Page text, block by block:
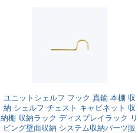
ユニットシェルフ フック 真鍮 本棚 収
納 シェルフ チェスト キャビネット 収
納棚 収納ラック ディスプレイラック リ
ビング壁面収納 システム収納パーツ販